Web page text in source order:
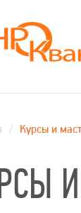
Курсы и